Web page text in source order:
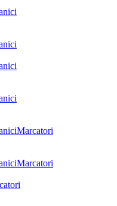
Marcatori
Marcatori